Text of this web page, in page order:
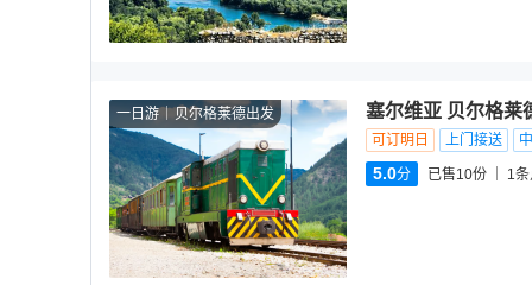
一日游 贝尔格莱德出发 塞尔维亚 贝尔格莱
可订明日 上门接送
5.0分 已售10份 1